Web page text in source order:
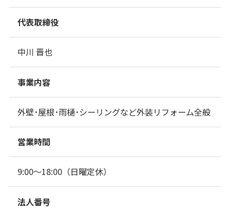
代表取締役
中川 晋也
事業内容
外壁･屋根･雨樋･シーリングなど外装リフォーム全般
営業時間
9:00～18:00（日曜定休）
法人番号